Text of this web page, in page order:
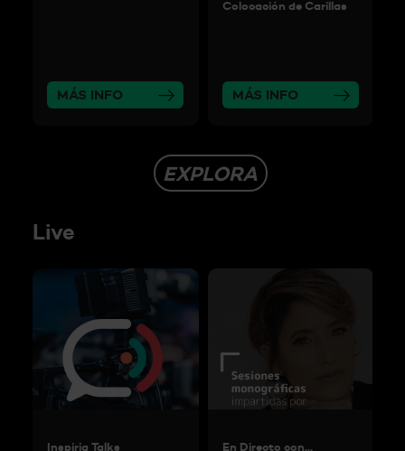
EXPLORA
MÁS INFO
Colocación de Carillas
MÁS INFO
Live
Inspiria Talks En Directo con…